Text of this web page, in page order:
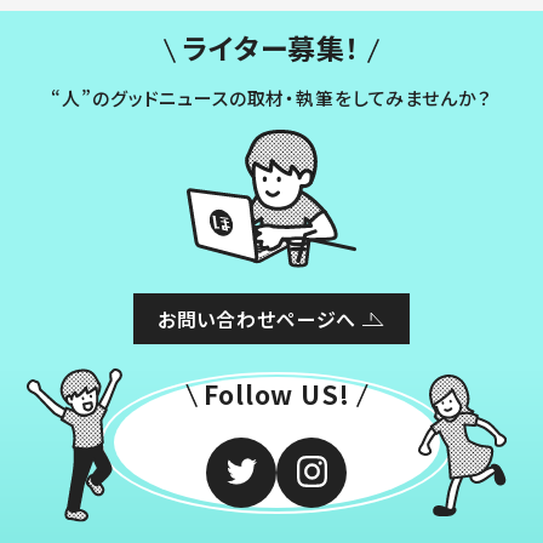
ライター募集！
“人”のグッドニュースの取材・執筆をしてみませんか？
お問い合わせページへ
Follow US!